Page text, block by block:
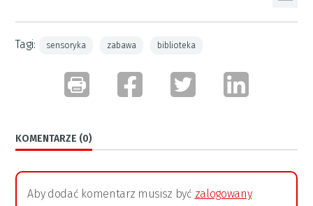
Tagi: sensoryka zabawa biblioteka
KOMENTARZE (0)
Aby dodać komentarz musisz być zalogowany